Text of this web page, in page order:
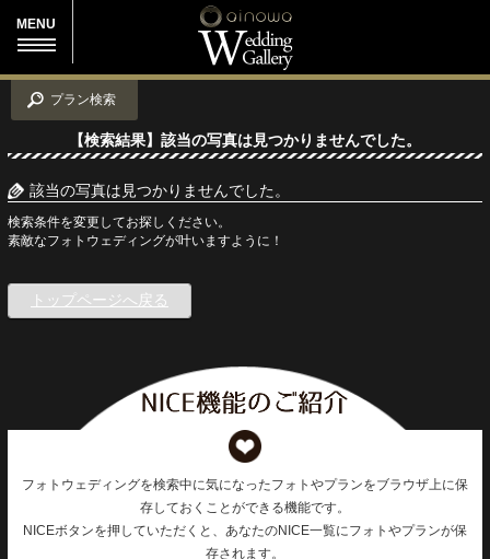
MENU
プラン検索
【検索結果】該当の写真は見つかりませんでした。
該当の写真は見つかりませんでした。
検索条件を変更してお探しください。
素敵なフォトウェディングが叶いますように！
トップページへ戻る
フォトウェディングを検索中に気になったフォトやプランをブラウザ上に保
存しておくことができる機能です。
NICEボタンを押していただくと、あなたのNICE一覧にフォトやプランが保
存されます。